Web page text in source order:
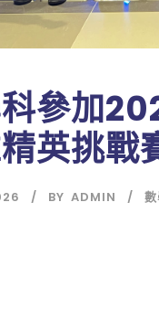
參加
英挑戰
BY ADMIN